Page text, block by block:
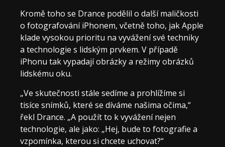
Kromě toho se Drance podělil o další maličkosti
o fotografování iPhonem, včetně toho, jak Apple
klade vysokou prioritu na vyvážení své techniky
a technologie s lidským prvkem. V případě
iPhonu tak vypadají obrázky a režimy obrázků
lidskému oku.
„Ve skutečnosti stále sedíme a prohlížíme si
tisíce snímků, které se díváme našima očima,“
řekl Drance. „A použít to k vyvážení nejen
technologie, ale jako: „Hej, bude to fotografie a
vzpomínka, kterou si chcete uchovat?“